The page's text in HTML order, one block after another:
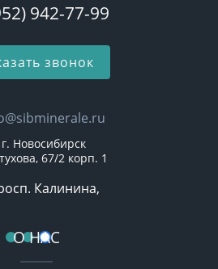
942-77-99
звонок
г. Новосибирск
67/2 корп. 1
Калинина,
О НАС